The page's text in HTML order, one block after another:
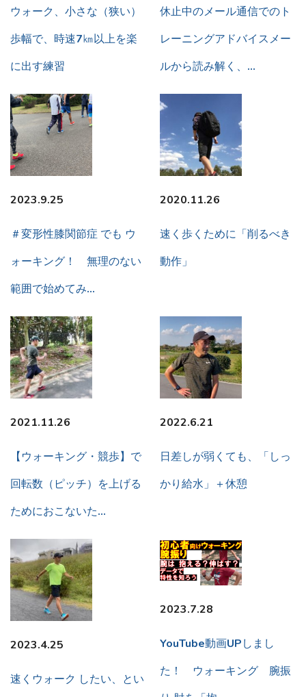
ウォーク、小さな（狭い）
歩幅で、時速7㎞以上を楽
に出す練習
休止中のメール通信でのト
レーニングアドバイスメー
ルから読み解く、…
2023.9.25
＃変形性膝関節症 でも ウ
ォーキング！ 無理のない
範囲で始めてみ…
2020.11.26
速く歩くために「削るべき
動作」
2021.11.26
【ウォーキング・競歩】で
回転数（ピッチ）を上げる
ためにおこないた…
2022.6.21
日差しが弱くても、「しっ
かり給水」＋休憩
2023.4.25
速くウォーク したい、とい
2023.7.28
YouTube動画UPしまし
た！ ウォーキング 腕振